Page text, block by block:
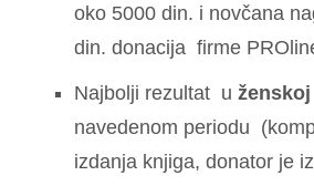
oko 5000 din. i novčana
din. donacija firme
Najbolji rezultat uženskoj
navedenom periodu
izdanja knjiga, donator je